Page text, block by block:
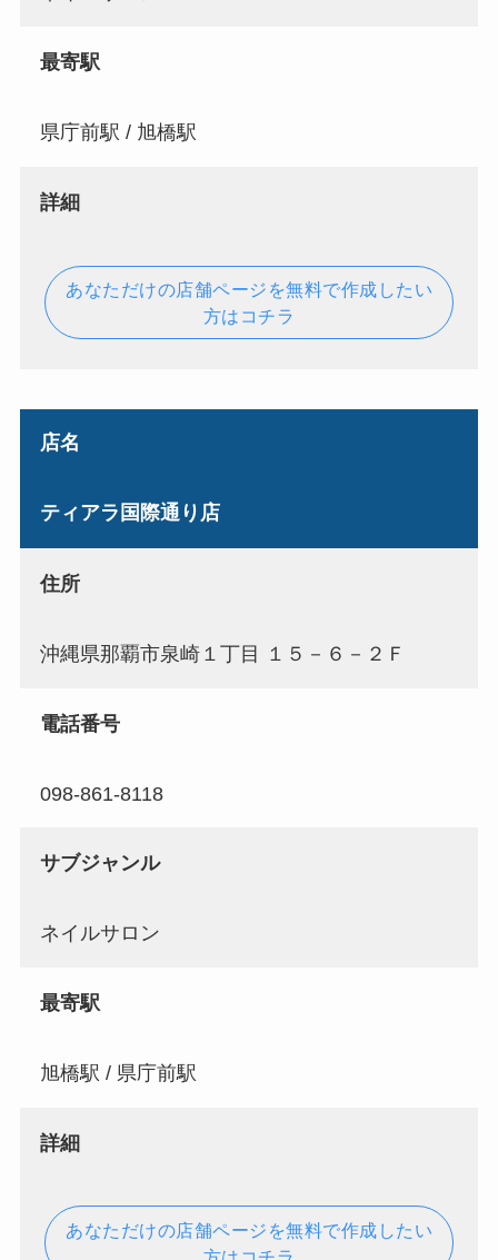
最寄駅
県庁前駅 / 旭橋駅
詳細
あなただけの店舗ページを無料で作成したい
方はコチラ
店名
ティアラ国際通り店
住所
沖縄県那覇市泉崎１丁目 １５－６－２Ｆ
電話番号
098-861-8118
サブジャンル
ネイルサロン
最寄駅
旭橋駅 / 県庁前駅
詳細
あなただけの店舗ページを無料で作成したい